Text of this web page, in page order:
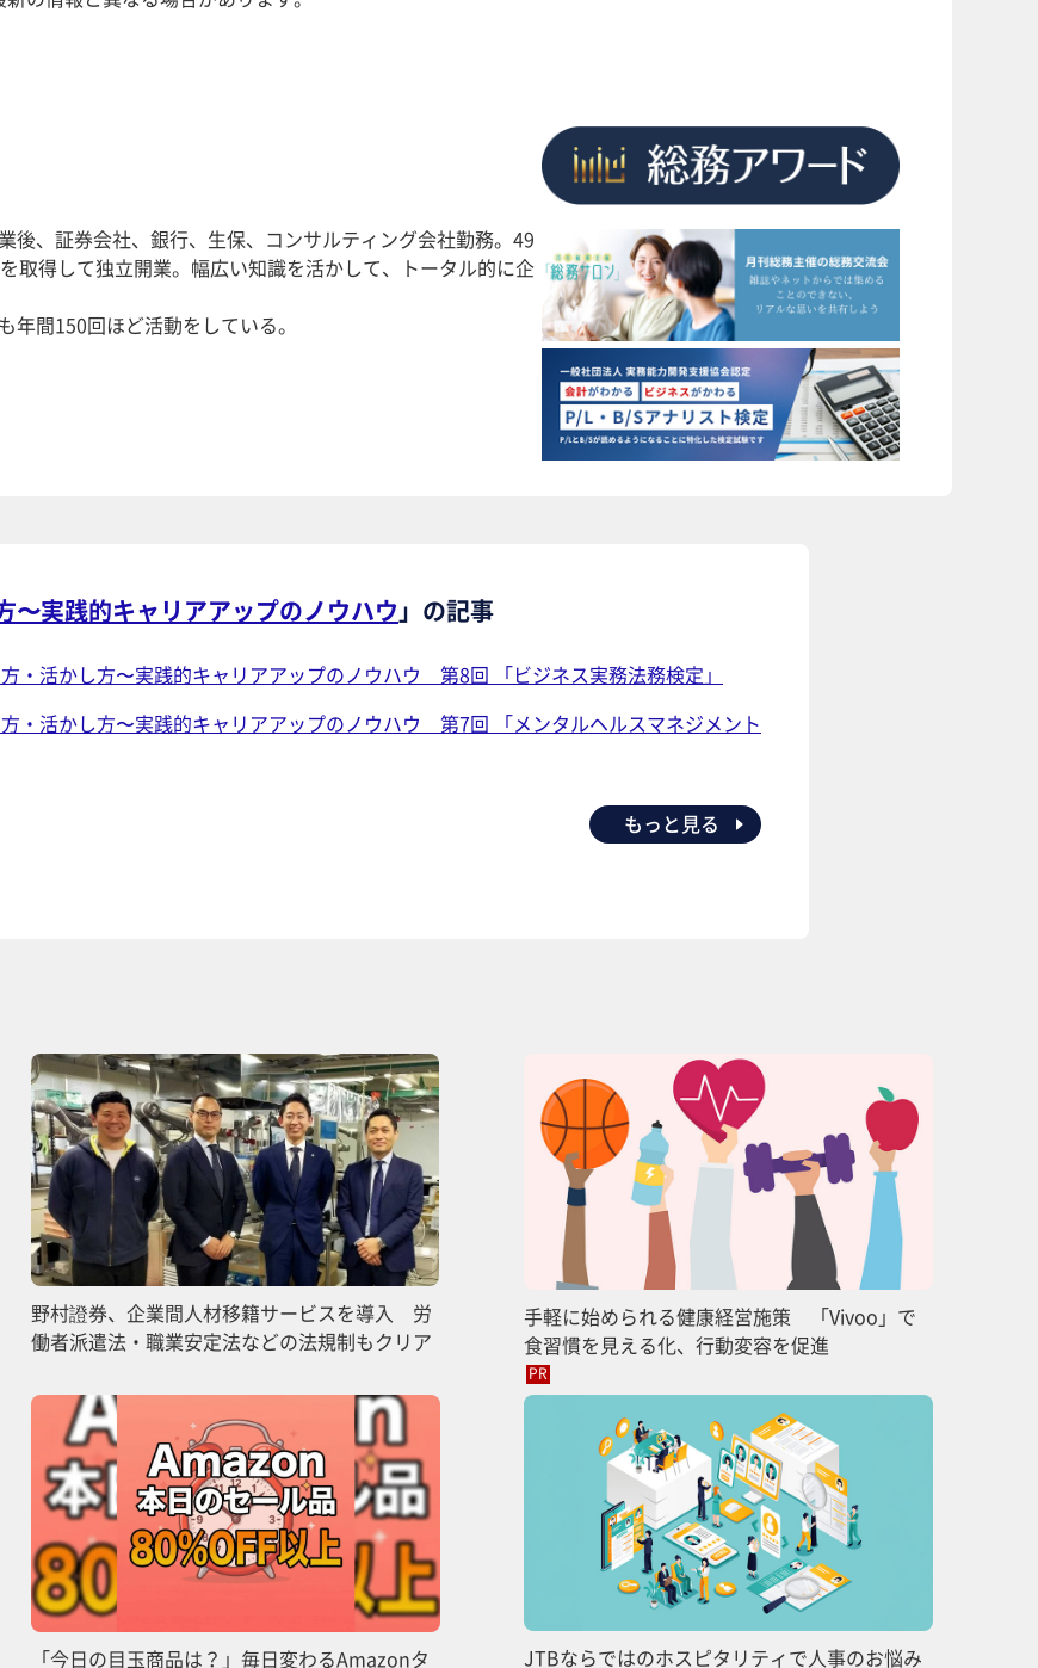
後、証券会社、銀行、生保、コンサルティング会社勤務。49
取得して独立開業。幅広い知識を活かして、トータル的に企
年間150回ほど活動をしている。
〜実践的キャリアアップのノウハウ」の記事
・活かし方〜実践的キャリアアップのノウハウ 第8回 「ビジネス実務法務検定」
・活かし方〜実践的キャリアアップのノウハウ 第7回 「メンタルヘルスマネジメント
もっと見る
野村證券、企業間人材移籍サービスを導入 労
働者派遣法・職業安定法などの法規制もクリア
手軽に始められる健康経営施策 「Vivoo」で
食習慣を見える化、行動変容を促進
PR
「今日の目玉商品は？」毎日変わるAmazonタ JTBならではのホスピタリティで人事のお悩み